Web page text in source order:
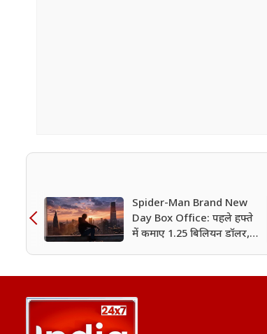
Spider-Man Brand New
Day Box Office: पहले हफ्ते
में कमाए 1.25 बिलियन डॉलर,